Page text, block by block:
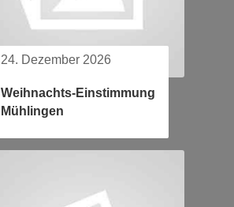
24. Dezember 2026
Weihnachts-Einstimmung
Mühlingen